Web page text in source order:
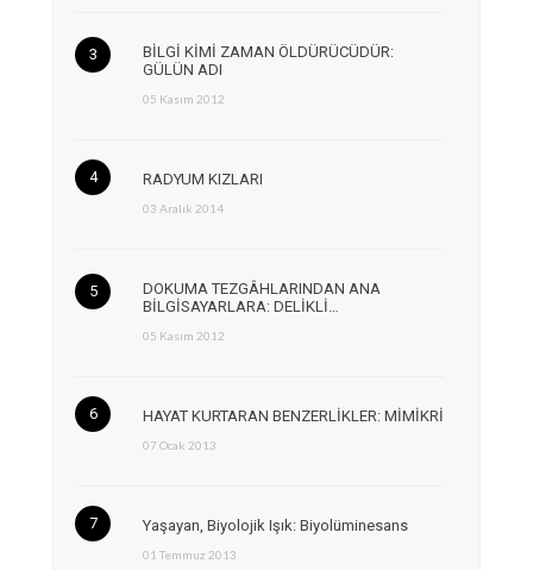
BİLGİ KİMİ ZAMAN ÖLDÜRÜCÜDÜR:
GÜLÜN ADI
05 Kasım 2012
RADYUM KIZLARI
03 Aralık 2014
DOKUMA TEZGÂHLARINDAN ANA
BİLGİSAYARLARA: DELİKLİ…
05 Kasım 2012
HAYAT KURTARAN BENZERLİKLER: MİMİKRİ
07 Ocak 2013
Yaşayan, Biyolojik Işık: Biyolüminesans
01 Temmuz 2013